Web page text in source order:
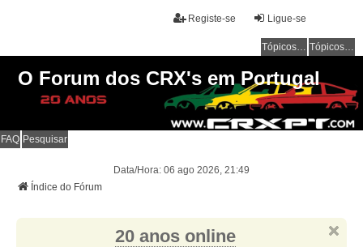
Ligue-se
Registe-se
Tópicos sem resposta Tópicos ativos
O Forum dos CRX's em Portugal
FAQ Pesquisar
Data/Hora: 06 ago 2026, 21:49
Índice do Fórum
20 anos online